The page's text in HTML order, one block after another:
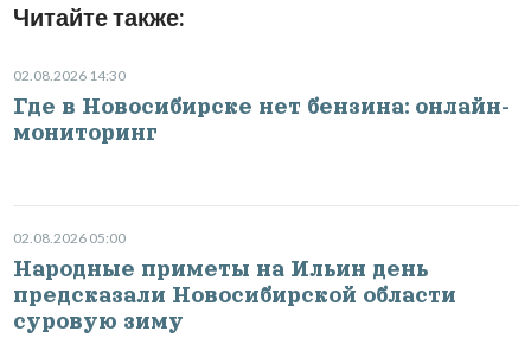
Читайте также:
02.08.2026 14:30
Где в Новосибирске нет бензина: онлайн-
мониторинг
02.08.2026 05:00
Народные приметы на Ильин день
предсказали Новосибирской области
суровую зиму